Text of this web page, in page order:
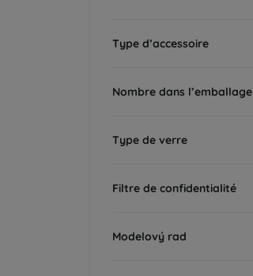
Type d’accessoire
Nombre dans l’emballage
Type de verre
Filtre de confidentialité
Modelový rad